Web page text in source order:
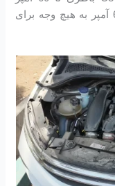
میشود نصب کرد ولی بیشتر از باطری 60 آمپر به هیچ وجه برای